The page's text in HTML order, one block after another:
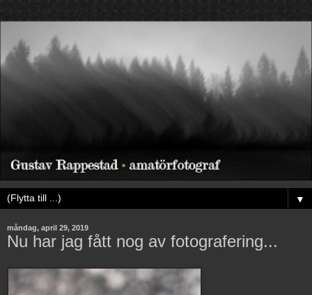
▼
måndag, april 29, 2019
Nu har jag fått nog av fotografering...